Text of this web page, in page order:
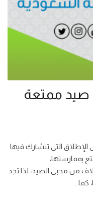
صيد ممتعة
التي تتشارك فيها
بممارستها،
من محبى الصيد، لذا تجد